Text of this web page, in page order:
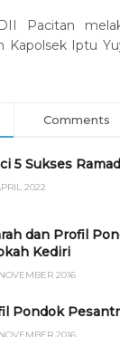
Pacitan
Kapolsek Iptu
Comments
5 Sukses
2022
dan Profil
Kediri
2016
Pondok
2016